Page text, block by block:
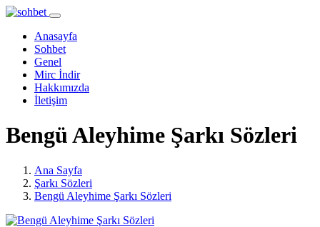
Anasayfa
Sohbet
Genel
Mirc İndir
Hakkımızda
İletişim
Bengü Aleyhime Şarkı Sözleri
Ana Sayfa
Şarkı Sözleri
Bengü Aleyhime Şarkı Sözleri